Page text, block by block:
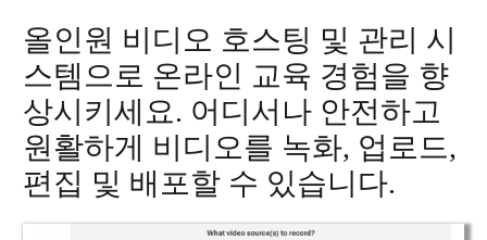
올인원 비디오 호스팅 및 관리 시
스템으로 온라인 교육 경험을 향
상시키세요. 어디서나 안전하고
원활하게 비디오를 녹화, 업로드,
편집 및 배포할 수 있습니다.